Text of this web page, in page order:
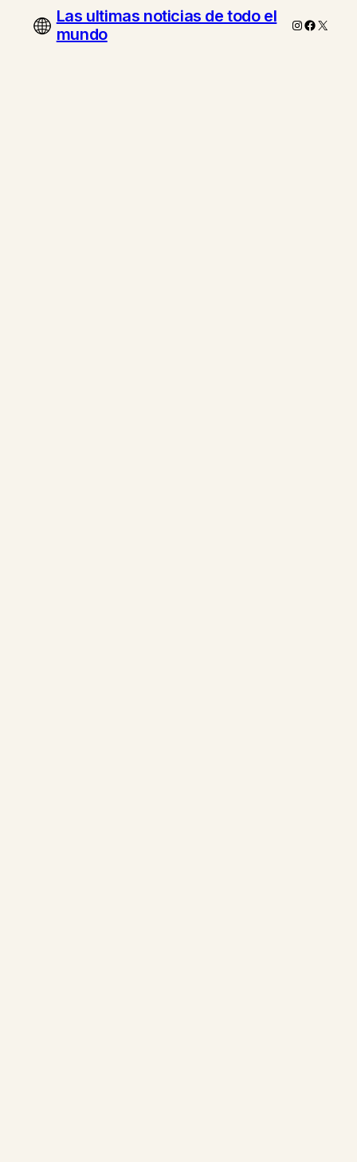
Las ultimas noticias de todo el
mundo
Instagram
X